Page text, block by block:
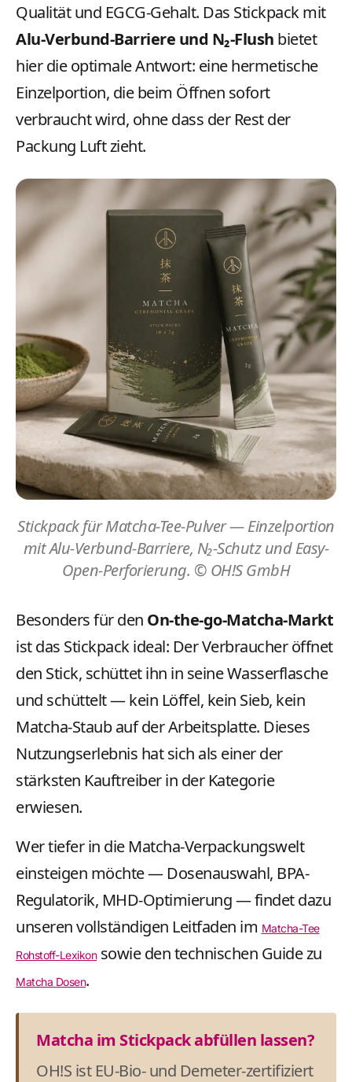
Qualität und EGCG-Gehalt. Das Stickpack mit
Alu-Verbund-Barriere und N₂-Flush bietet
hier die optimale Antwort: eine hermetische
Einzelportion, die beim Öffnen sofort
verbraucht wird, ohne dass der Rest der
Packung Luft zieht.
Stickpack für Matcha-Tee-Pulver — Einzelportion
mit Alu-Verbund-Barriere, N₂-Schutz und Easy-
Open-Perforierung. © OH!S GmbH
Besonders für den On-the-go-Matcha-Markt
ist das Stickpack ideal: Der Verbraucher öffnet
den Stick, schüttet ihn in seine Wasserflasche
und schüttelt — kein Löffel, kein Sieb, kein
Matcha-Staub auf der Arbeitsplatte. Dieses
Nutzungserlebnis hat sich als einer der
stärksten Kauftreiber in der Kategorie
erwiesen.
Wer tiefer in die Matcha-Verpackungswelt
einsteigen möchte — Dosenauswahl, BPA-
Regulatorik, MHD-Optimierung — findet dazu
unseren vollständigen Leitfaden im Matcha-Tee
Rohstoff-Lexikonsowie den technischen Guide zu
Matcha Dosen.
Matcha im Stickpack abfüllen lassen?
OH!S ist EU-Bio- und Demeter-zertifiziert